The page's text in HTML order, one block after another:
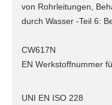
von Rohrleitungen,
durch Wasser -Teil 6:
CW617N
EN Werkstoffnummer
UNI EN ISO 228